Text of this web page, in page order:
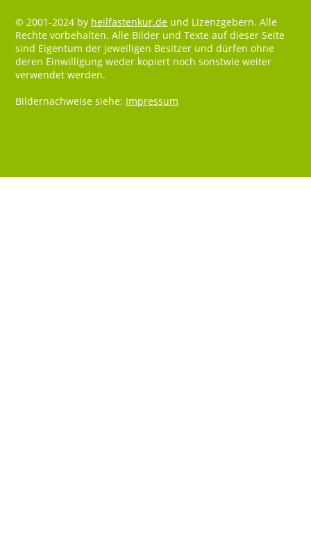
© 2001-2024 by heilfastenkur.de und Lizenzgebern. Alle
Rechte vorbehalten. Alle Bilder und Texte auf dieser Seite
sind Eigentum der jeweiligen Besitzer und dürfen ohne
deren Einwilligung weder kopiert noch sonstwie weiter
verwendet werden.
Bildernachweise siehe: Impressum